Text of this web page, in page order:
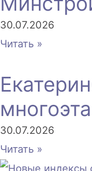
30.07.2026
Читать »
30.07.2026
Читать »